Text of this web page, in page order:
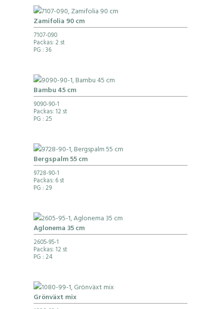
Zamifolia 90 cm
7107-090
Packas: 2 st
PG : 36
Bambu 45 cm
9090-90-1
Packas: 12 st
PG : 25
Bergspalm 55 cm
9728-90-1
Packas: 6 st
PG : 29
Aglonema 35 cm
2605-95-1
Packas: 12 st
PG : 24
Grönväxt mix